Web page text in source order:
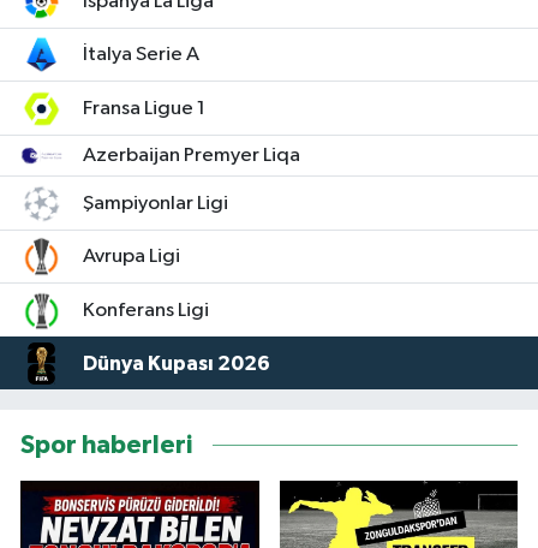
İtalya Serie A
Fransa Ligue 1
Azerbaijan Premyer Liqa
Şampiyonlar Ligi
Avrupa Ligi
Konferans Ligi
Dünya Kupası 2026
Spor haberleri